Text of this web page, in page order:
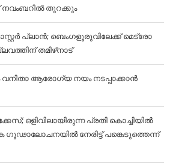
തുറക്കും
പ്ലാന്‍; ബെംഗളൂരുവിലേക്ക് മെട്രോ
തമിഴ്‌നാട്
ആരോഗ്യ നയം നടപ്പാക്കാൻ
ഒളിവിലായിരുന്ന പ്രതി കൊച്ചിയിൽ
ഗൂഢാലോചനയിൽ നേരിട്ട് പങ്കെടുത്തെന്ന്